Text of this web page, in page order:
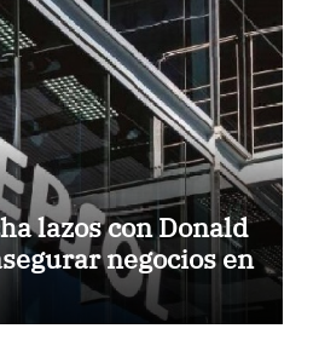
lazos con Donald
negocios en